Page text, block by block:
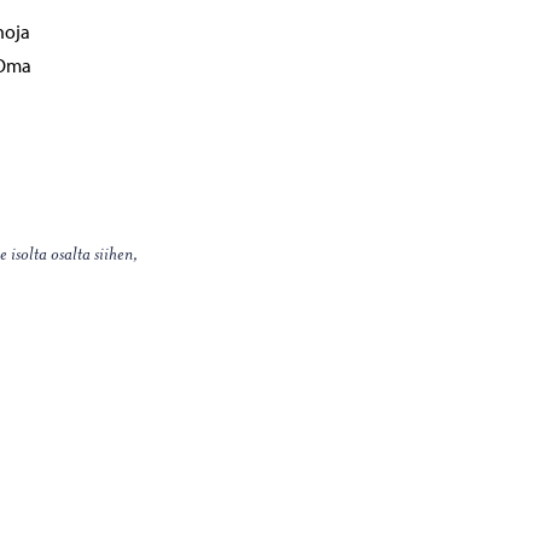
isolta osalta siihen,